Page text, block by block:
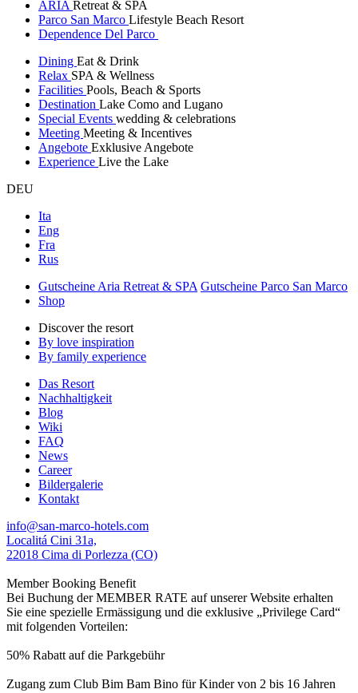
ARIA Retreat & SPA
Parco San Marco Lifestyle Beach Resort
Dependence Del Parco
Dining Eat & Drink
Relax SPA & Wellness
Facilities Pools, Beach & Sports
Destination Lake Como and Lugano
Special Events wedding & celebrations
Meeting Meeting & Incentives
Angebote Exklusive Angebote
Experience Live the Lake
DEU
Ita
Eng
Fra
Rus
Gutscheine Aria Retreat & SPA Gutscheine Parco San Marco
Shop
Discover the resort
By love inspiration
By family experience
Das Resort
Nachhaltigkeit
Blog
Wiki
FAQ
News
Career
Bildergalerie
Kontakt
info@san-marco-hotels.com
Localitá Cini 31a,
22018 Cima di Porlezza (CO)
Member Booking Benefit
Bei Buchung der MEMBER RATE auf unserer Website erhalten
Sie eine spezielle Ermässigung und die exklusive „Privilege Card“
mit folgenden Vorteilen:
50% Rabatt auf die Parkgebühr
Zugang zum Club Bim Bam Bino für Kinder von 2 bis 16 Jahren